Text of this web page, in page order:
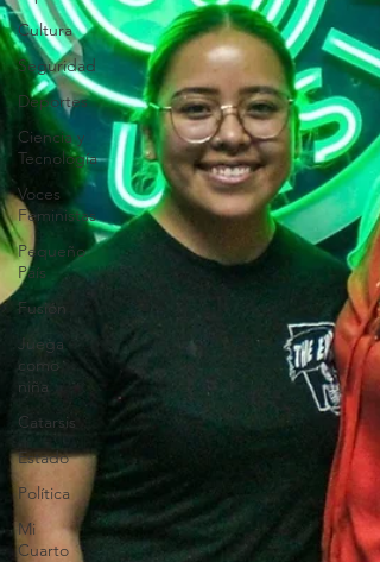
Cultura
Seguridad
Deportes
Ciencia y
Tecnología
Voces
Feministas
Pequeño
País
Fusión
Juega
como
niña
Catarsis
Estado
Política
Mi
Cuarto